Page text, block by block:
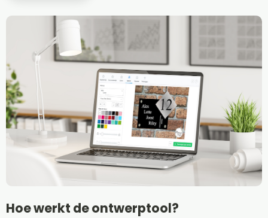
Hoe werkt de ontwerptool?